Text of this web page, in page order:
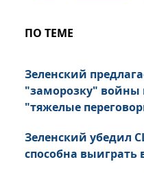
ПО ТЕМЕ
Зеленский
"заморозку"
"тяжелые
Зеленский убедил
способна выиграть